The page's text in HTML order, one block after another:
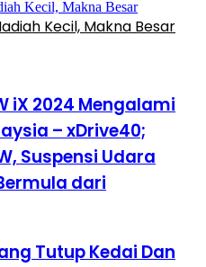
Kecil, Makna Besar
iX 2024 Mengalami
– xDrive40;
Suspensi Udara
dari
Tutup Kedai Dan